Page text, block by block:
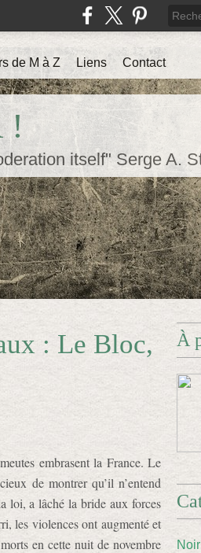
!
itself" Serge A.
de M à Z Liens Contact
: Le Bloc,
embrasent la France. Le
de montrer qu’il n’entend
loi, a lâché la bride aux forces
les violences ont augmenté et
en cette nuit de novembre
À